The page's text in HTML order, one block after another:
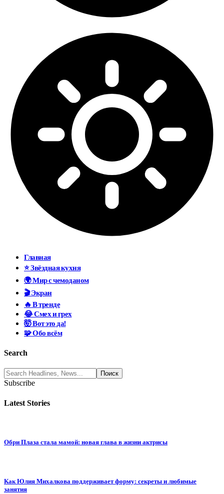
Главная
⭐ Звёздная кухня
🌍 Мир с чемоданом
🎬 Экран
🔥 В тренде
😂 Смех и грех
🤯 Вот это да!
🧩 Обо всём
Search
Subscribe
Latest Stories
Обри Плаза стала мамой: новая глава в жизни актрисы
Как Юлия Михалкова поддерживает форму: секреты и любимые
занятия